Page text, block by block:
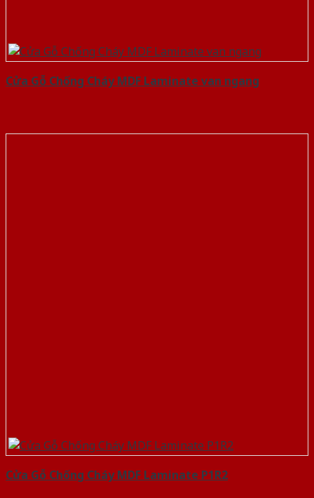
Cửa Gỗ Chống Cháy MDF Laminate van ngang
Cửa Gỗ Chống Cháy MDF Laminate P1R2